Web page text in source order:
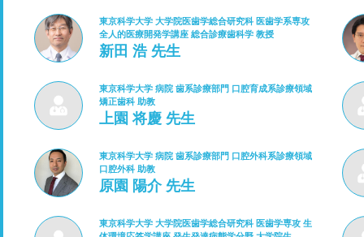
東京科学大学 大学院医歯学総合研究科 医歯学系専攻
全人的医療開発学講座 総合診療歯科学 教授
新田 浩 先生
東京科学大学 病院 歯系診療部門 口腔育成系診療領域
矯正歯科 助教
上園 将慶 先生
東京科学大学 病院 歯系診療部門 口腔外科系診療領域
口腔外科 助教
原園 陽介 先生
東京科学大学 大学院医歯学総合研究科 医歯学専攻 生